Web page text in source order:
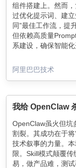
组件搭建上。然而
过优化提示词、建
同”最佳工作流，提
但依赖高质量
系建设，确保智能化
阿里巴巴技术
OpenClaw虽火但坑
割裂。其成功在于
技术叙事的力量。
限。Skill模式颠覆
易，做产品难，测